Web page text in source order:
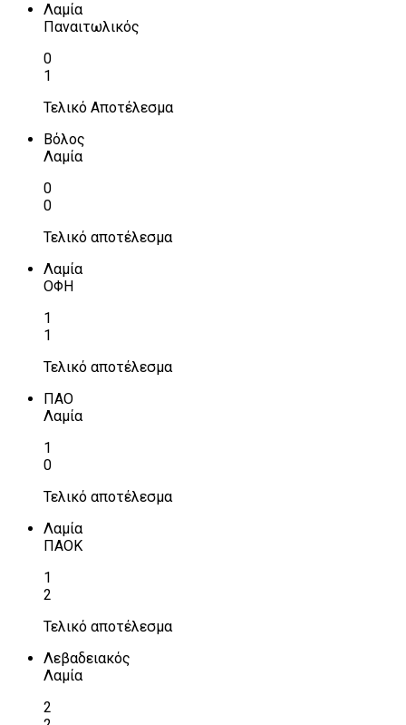
Λαμία
Παναιτωλικός
0
1
Τελικό Αποτέλεσμα
Βόλος
Λαμία
0
0
Τελικό αποτέλεσμα
Λαμία
ΟΦΗ
1
1
Τελικό αποτέλεσμα
ΠΑΟ
Λαμία
1
0
Τελικό αποτέλεσμα
Λαμία
ΠΑΟΚ
1
2
Τελικό αποτέλεσμα
Λεβαδειακός
Λαμία
2